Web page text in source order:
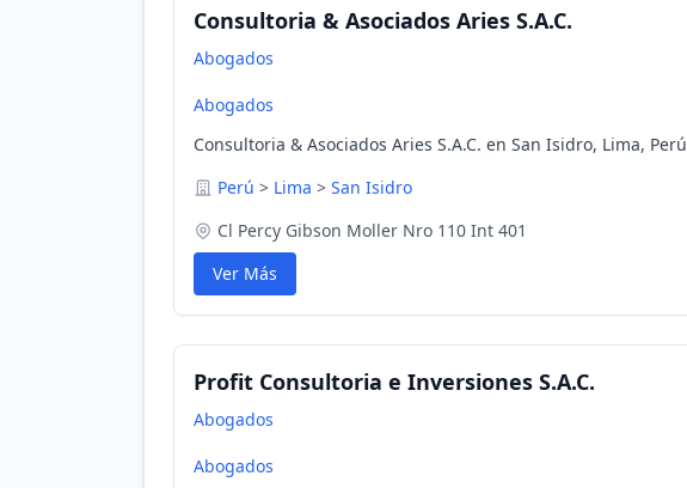
Consultoria & Asociados Aries S.A.C.
Abogados
Abogados
Consultoria & Asociados Aries S.A.C. en San Isidro, Lima, Perú
Perú > Lima > San Isidro
Cl Percy Gibson Moller Nro 110 Int 401
Ver Más
Profit Consultoria e Inversiones S.A.C.
Abogados
Abogados